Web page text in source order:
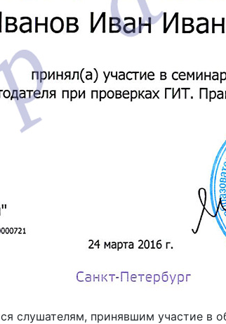
слушателям, принявшим участие в